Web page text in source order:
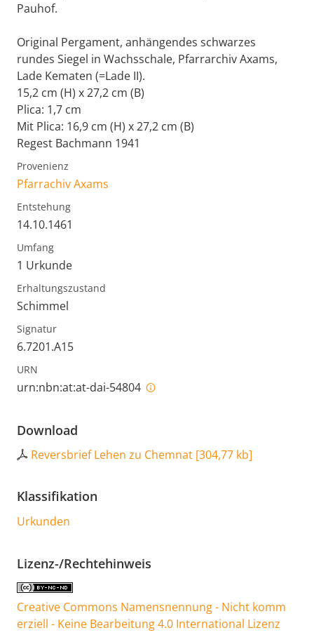
Pauhof.
Original Pergament, anhängendes schwarzes
rundes Siegel in Wachsschale, Pfarrarchiv Axams,
Lade Kematen (=Lade II).
15,2 cm (H) x 27,2 cm (B)
Plica: 1,7 cm
Mit Plica: 16,9 cm (H) x 27,2 cm (B)
Regest Bachmann 1941
Provenienz
Pfarrachiv Axams
Entstehung
14.10.1461
Umfang
1 Urkunde
Erhaltungszustand
Schimmel
Signatur
6.7201.A15
URN
urn:nbn:at:at-dai-54804
Download
Reversbrief Lehen zu Chemnat [304,77 kb]
Klassifikation
Urkunden
Lizenz-/Rechtehinweis
Creative Commons Namensnennung - Nicht komm
erziell - Keine Bearbeitung 4.0 International Lizenz